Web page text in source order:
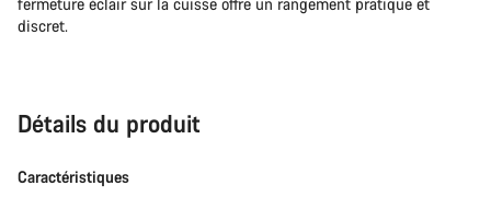
discret.
Détails du produit
Caractéristiques